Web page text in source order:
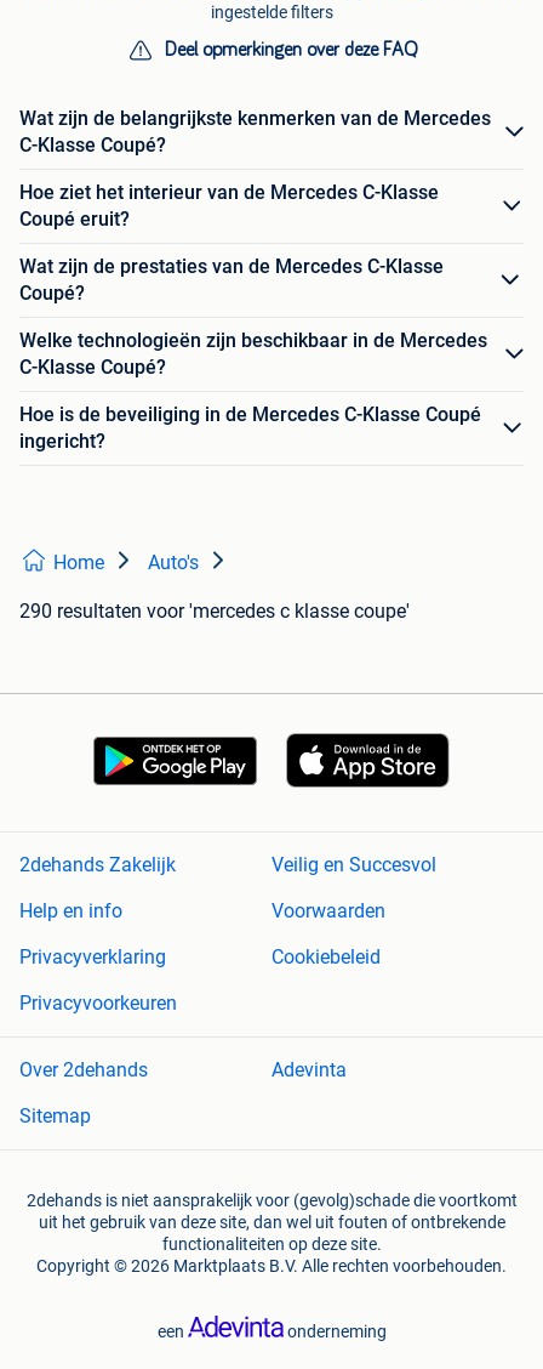
ingestelde filters
Deel opmerkingen over deze FAQ
Wat zijn de belangrijkste kenmerken van de Mercedes
C-Klasse Coupé?
Hoe ziet het interieur van de Mercedes C-Klasse
Coupé eruit?
Wat zijn de prestaties van de Mercedes C-Klasse
Coupé?
Welke technologieën zijn beschikbaar in de Mercedes
C-Klasse Coupé?
Hoe is de beveiliging in de Mercedes C-Klasse Coupé
ingericht?
Home Auto's
290 resultaten voor 'mercedes c klasse coupe'
2dehands Zakelijk
Veilig en Succesvol
Help en info
Voorwaarden
Privacyverklaring
Cookiebeleid
Privacyvoorkeuren
Over 2dehands
Adevinta
Sitemap
2dehands is niet aansprakelijk voor (gevolg)schade die voortkomt
uit het gebruik van deze site, dan wel uit fouten of ontbrekende
functionaliteiten op deze site.
Copyright © 2026 Marktplaats B.V. Alle rechten voorbehouden.
een onderneming